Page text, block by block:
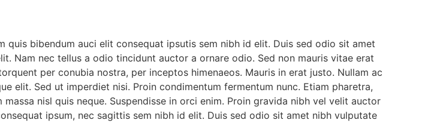
bibendum auci elit consequat ipsutis sem nibh id elit. Duis sed odio sit amet
Nam nec tellus a odio tincidunt auctor a ornare odio. Sed non mauris vitae erat
per conubia nostra, per inceptos himenaeos. Mauris in erat justo. Nullam ac
elit. Sed ut imperdiet nisi. Proin condimentum fermentum nunc. Etiam pharetra,
nisl quis neque. Suspendisse in orci enim. Proin gravida nibh vel velit auctor
ipsum, nec sagittis sem nibh id elit. Duis sed odio sit amet nibh vulputate